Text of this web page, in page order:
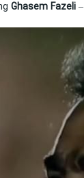
Ghasem Fazeli–